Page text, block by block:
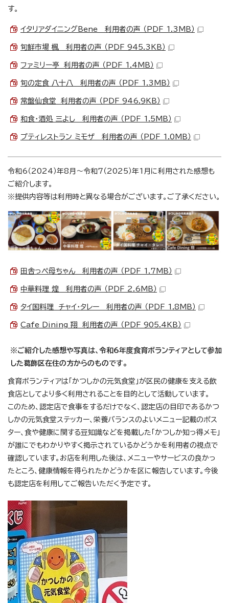
す。
イタリアダイニングBene 利用者の声 （PDF 1.3MB）
旬鮮市場 楓 利用者の声 （PDF 945.3KB）
ファミリー亭 利用者の声 （PDF 1.4MB）
旬の定食 八十八 利用者の声 （PDF 1.3MB）
常盤仙食堂 利用者の声 （PDF 946.9KB）
和食・酒処 三よし 利用者の声 （PDF 1.5MB）
プティレストラン ミモザ 利用者の声 （PDF 1.0MB）
令和6（2024）年8月～令和7（2025）年1月に利用された感想も
ご紹介します。
※提供内容等は利用時と異なる場合がございます。ご了承ください。
田舎っぺ母ちゃん 利用者の声 （PDF 1.7MB）
中華料理 煌 利用者の声 （PDF 2.6MB）
タイ国料理 チャイ・タレー 利用者の声 （PDF 1.8MB）
Cafe Dining 翔 利用者の声 （PDF 905.4KB）
※ご紹介した感想や写真は、令和6年度食育ボランティアとして参加
した葛飾区在住の方からのものです。
食育ボランティアは「かつしかの元気食堂」が区民の健康を支える飲
食店としてより多く利用されることを目的として活動しています。
このため、認定店で食事をするだけでなく、認定店の目印であるかつ
しかの元気食堂ステッカー、栄養バランスのよいメニュー記載のポス
ター、食や健康に関する豆知識などを掲載した「かつしか知っ得メモ」
が誰にでもわかりやすく掲示されているかどうかを利用者の視点で
確認しています。お店を利用した後は、メニューやサービスの良かっ
たところ、健康情報を得られたかどうかを区に報告しています。今後
も認定店を利用してご報告いただく予定です。